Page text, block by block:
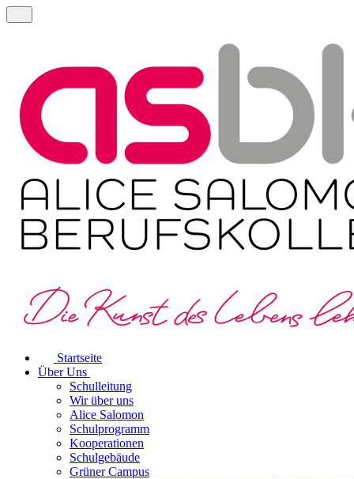
Startseite
Über Uns
Schulleitung
Wir über uns
Alice Salomon
Schulprogramm
Kooperationen
Schulgebäude
Grüner Campus